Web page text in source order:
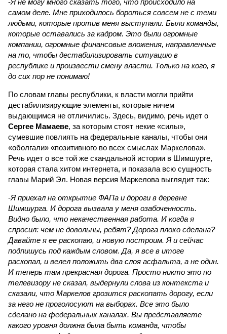
-Я не могу много сказать того, что происходило на
самом деле. Мне приходилось бороться совсем не с теми
людьми, которые против меня выступали. Были команды,
которые оставались за кадром. Это были огромные
компании, огромные финансовые вложения, направленные
на то, чтобы дестабилизировать ситуацию в
республике и произвести смену власти. Только на кого, я
до сих пор не понимаю!
По словам главы республики, к власти могли прийти
дестабилизирующие элементы, которые ничем
выдающимся не отличились. Здесь, видимо, речь идет о
Сергее Мамаеве, за которым стоят некие «силы»,
сумевшие повлиять на федеральные каналы, чтобы они
«оболгали» «позитивного во всех смыслах Маркелова».
Речь идет о все той же скандальной истории в Шимшурге,
которая стала хитом интернета, и показала всю сущность
главы Марий Эл. Новая версия Маркелова выглядит так:
-Я приехал на открытие ФАПа и дороги в деревне
Шимшурга. И дорога вызвала у меня озабоченность.
Видно было, что некачественная работа. И когда я
спросил: чем не довольны, ребят? Дорога плохо сделана?
Давайте я ее раскопаю, и новую построим. Я и сейчас
подпишусь под каждым словом. Да, я все в итоге
раскопал, и велел положить два слоя асфальта, а не один.
И теперь там прекрасная дорога. Просто никто это по
телевизору не сказал, выдернули слова из контекста и
сказали, что Маркелов грозится раскопать дорогу, если
за него не проголосуют на выборах. Все это было
сделано на федеральных каналах. Вы представляете
какого уровня должна была быть команда, чтобы